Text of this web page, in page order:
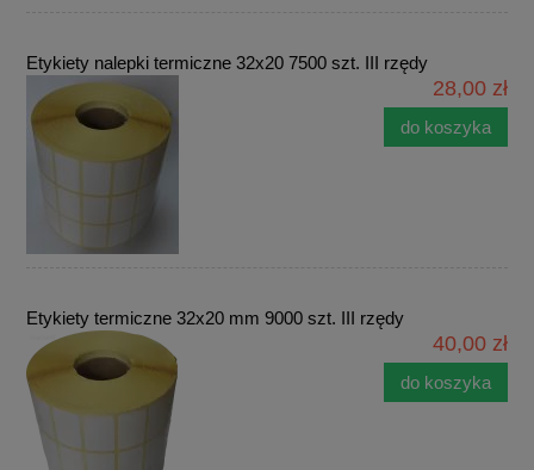
Etykiety nalepki termiczne 32x20 7500 szt. III rzędy
28,00 zł
do koszyka
Etykiety termiczne 32x20 mm 9000 szt. III rzędy
40,00 zł
do koszyka